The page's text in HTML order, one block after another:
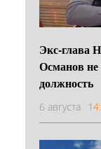
Экс-глава
Османов не
должность
6 августа